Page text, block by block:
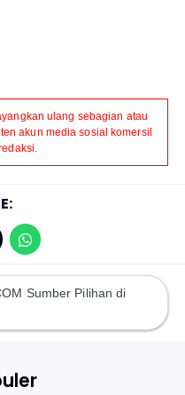
ulang sebagian atau
akun media sosial komersil
Sumber Pilihan di